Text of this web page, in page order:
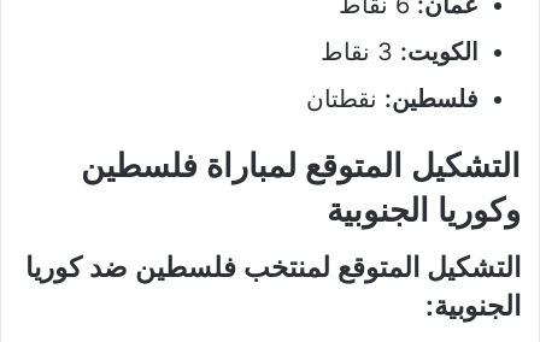
الكويت:
فلسطين: نقطتان
التشكيل المتوقع لمباراة فلسطين
وكوريا الجنوبية
التشكيل المتوقع لمنتخب فلسطين ضد كوريا
الجنوبية: